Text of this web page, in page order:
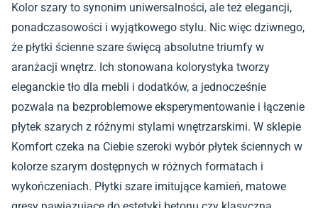
Kolor szary to synonim uniwersalności, ale też elegancji,
ponadczasowości i wyjątkowego stylu. Nic więc dziwnego,
że płytki ścienne szare święcą absolutne triumfy w
aranżacji wnętrz. Ich stonowana kolorystyka tworzy
eleganckie tło dla mebli i dodatków, a jednocześnie
pozwala na bezproblemowe eksperymentowanie i łączenie
płytek szarych z różnymi stylami wnętrzarskimi. W sklepie
Komfort czeka na Ciebie szeroki wybór płytek ściennych w
kolorze szarym dostępnych w różnych formatach i
wykończeniach. Płytki szare imitujące kamień, matowe